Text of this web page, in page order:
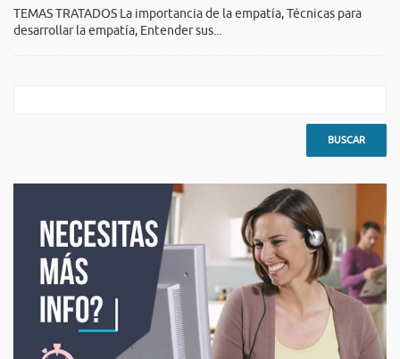
TEMAS TRATADOS La importancia de la empatía, Técnicas para
desarrollar la empatía, Entender sus...